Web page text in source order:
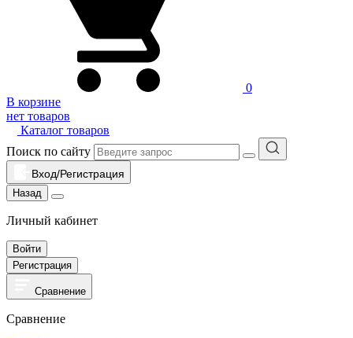
0
В корзине
нет товаров
Каталог товаров
Поиск по сайту
Вход/Регистрация
Назад
Личный кабинет
Войти
Регистрация
Сравнение
Сравнение